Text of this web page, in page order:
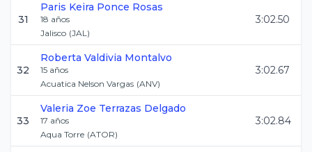
31
Paris Keira Ponce Rosas
18 años
Jalisco (JAL)
3:02.50
32
Roberta Valdivia Montalvo
15 años
Acuatica Nelson Vargas (ANV)
3:02.67
33
Valeria Zoe Terrazas Delgado
17 años
Aqua Torre (ATOR)
3:02.84